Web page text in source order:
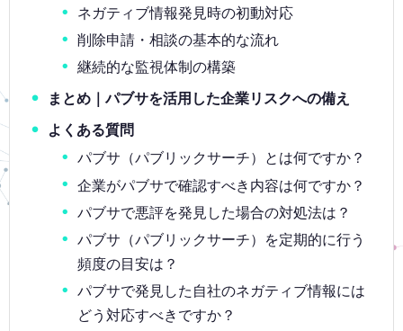
ネガティブ情報発見時の初動対応
削除申請・相談の基本的な流れ
継続的な監視体制の構築
まとめ｜パブサを活用した企業リスクへの備え
よくある質問
パブサ（パブリックサーチ）とは何ですか？
企業がパブサで確認すべき内容は何ですか？
パブサで悪評を発見した場合の対処法は？
パブサ（パブリックサーチ）を定期的に行う
頻度の目安は？
パブサで発見した自社のネガティブ情報には
どう対応すべきですか？